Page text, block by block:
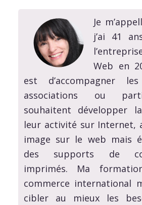
Je
j’ai 41
Web en
est d’accompagner
associations ou
souhaitent développer
leur activité sur Internet,
image sur le web mais
des supports de
imprimés. Ma
commerce international
cibler au mieux les